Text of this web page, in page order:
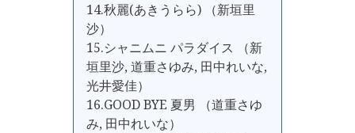
14.秋麗(あきうらら) （新垣里
沙）
15.シャニムニ パラダイス （新
垣里沙, 道重さゆみ, 田中れいな,
光井愛佳）
16.GOOD BYE 夏男 （道重さゆ
み, 田中れいな）